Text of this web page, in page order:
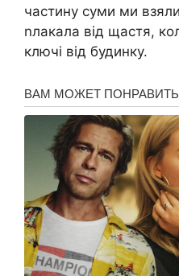
частину суми ми
nлакала від щастя,
ключі від будинку.